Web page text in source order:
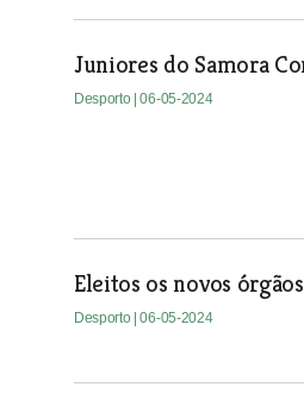
Juniores do Samora
Desporto | 06-05-2024
Eleitos os novos
Desporto | 06-05-2024